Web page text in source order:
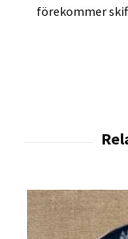
förekommer